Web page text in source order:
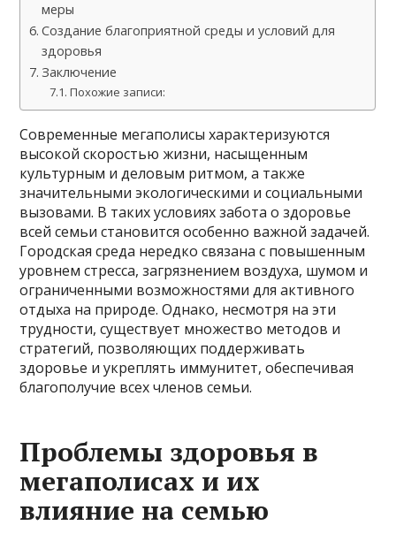
меры
Создание благоприятной среды и условий для
здоровья
Заключение
Похожие записи:
Современные мегаполисы характеризуются
высокой скоростью жизни, насыщенным
культурным и деловым ритмом, а также
значительными экологическими и социальными
вызовами. В таких условиях забота о здоровье
всей семьи становится особенно важной задачей.
Городская среда нередко связана с повышенным
уровнем стресса, загрязнением воздуха, шумом и
ограниченными возможностями для активного
отдыха на природе. Однако, несмотря на эти
трудности, существует множество методов и
стратегий, позволяющих поддерживать
здоровье и укреплять иммунитет, обеспечивая
благополучие всех членов семьи.
Проблемы здоровья в
мегаполисах и их
влияние на семью